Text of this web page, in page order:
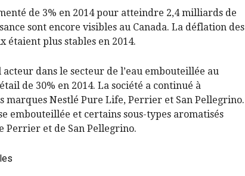
de 3% en 2014 pour atteindre 2,4 milliards de
sont encore visibles au Canada. La déflation des
plus stables en 2014.
dans le secteur de l’eau embouteillée au
de 30% en 2014. La société a continué à
marques Nestlé Pure Life, Perrier et San Pellegrino.
embouteillée et certains sous-types aromatisés
Perrier et de San Pellegrino.